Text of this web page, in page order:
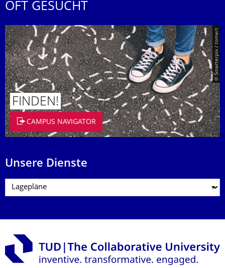
OFT GESUCHT
© Smarterpix / tomert
FINDEN!
CAMPUS NAVIGATOR
Unsere Dienste